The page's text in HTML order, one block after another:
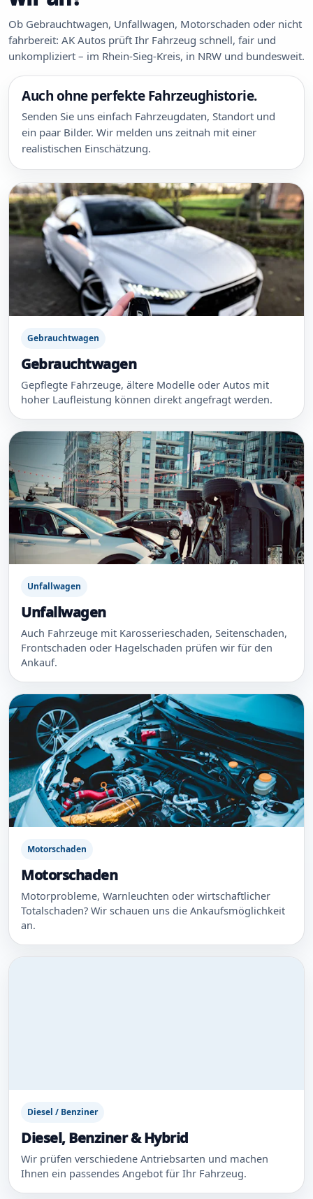
Ob Gebrauchtwagen, Unfallwagen, Motorschaden oder nicht
fahrbereit: AK Autos prüft Ihr Fahrzeug schnell, fair und
unkompliziert – im Rhein-Sieg-Kreis, in NRW und bundesweit.
Auch ohne perfekte Fahrzeughistorie.
Senden Sie uns einfach Fahrzeugdaten, Standort und
ein paar Bilder. Wir melden uns zeitnah mit einer
realistischen Einschätzung.
Gebrauchtwagen
Gebrauchtwagen
Gepflegte Fahrzeuge, ältere Modelle oder Autos mit
hoher Laufleistung können direkt angefragt werden.
Unfallwagen
Unfallwagen
Auch Fahrzeuge mit Karosserieschaden, Seitenschaden,
Frontschaden oder Hagelschaden prüfen wir für den
Ankauf.
Motorschaden
Motorschaden
Motorprobleme, Warnleuchten oder wirtschaftlicher
Totalschaden? Wir schauen uns die Ankaufsmöglichkeit
an.
Diesel / Benziner
Diesel, Benziner & Hybrid
Wir prüfen verschiedene Antriebsarten und machen
Ihnen ein passendes Angebot für Ihr Fahrzeug.